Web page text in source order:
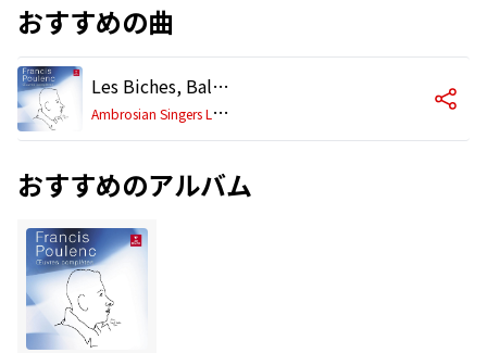
おすすめの曲
Les Biches, Ballet, FP 36a: VIII. Petite chanson dansée, "J'ai un joli laurier"
A
mbrosian Singers London - John McCarthy - Philharmonia Orchestra - Georges Prêtre
おすすめのアルバム